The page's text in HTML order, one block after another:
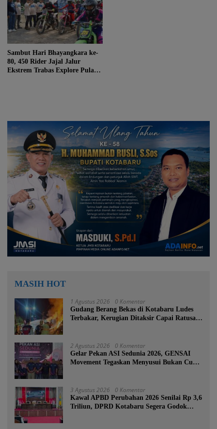
Sambut Hari Bhayangkara ke-
80, 450 Rider Jajal Jalur
Ekstrem Trabas Explore Pulau
MASIH HOT
1 Agustus 2026 0 Komentar
Gudang Berang Bekas di Kotabaru Ludes
Terbakar, Kerugian Ditaksir Capai Ratusan
2 Agustus 2026 0 Komentar
Gelar Pekan ASI Sedunia 2026, GENSAI
Movement Tegaskan Menyusui Bukan Cuma
3 Agustus 2026 0 Komentar
Kawal APBD Perubahan 2026 Senilai Rp 3,6
Triliun, DPRD Kotabaru Segera Godok